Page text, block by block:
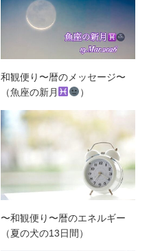
和観便り〜暦のメッセージ〜
（魚座の新月
）
〜和観便り〜暦のエネルギー
（夏の犬の13日間）